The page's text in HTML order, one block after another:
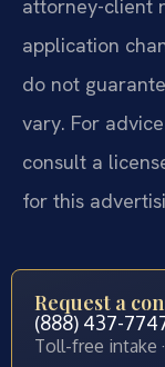
attorney-client
application
do not
vary. For
consult a
for this
Request a
(888) 437-
Toll-free intake